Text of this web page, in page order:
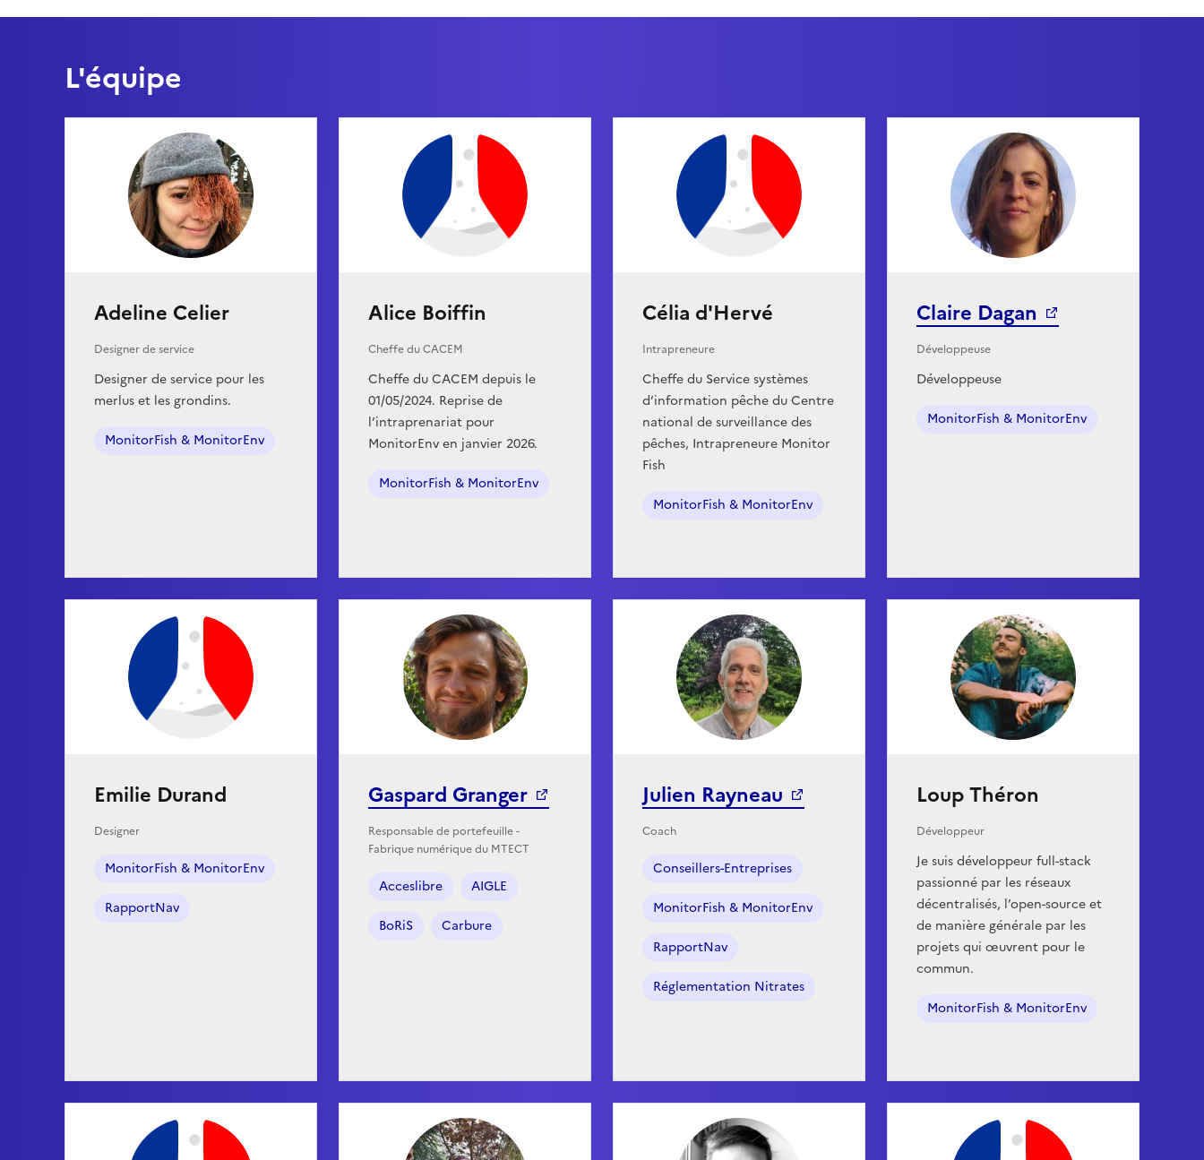
L'équipe
Adeline Celier
Designer de service
Designer de service pour les
merlus et les grondins.
MonitorFish & MonitorEnv
Alice Boiffin
Cheffe du CACEM
Cheffe du CACEM depuis le
01/05/2024. Reprise de
l’intraprenariat pour
MonitorEnv en janvier 2026.
MonitorFish & MonitorEnv
Célia d'Hervé
Intrapreneure
Cheffe du Service systèmes
d’information pêche du Centre
national de surveillance des
pêches, Intrapreneure Monitor
Fish
MonitorFish & MonitorEnv
Claire Dagan
Développeuse
Développeuse
MonitorFish & MonitorEnv
Emilie Durand
Designer
MonitorFish & MonitorEnv
RapportNav
Gaspard Granger
Responsable de portefeuille -
Fabrique numérique du MTECT
Acceslibre AIGLE
BoRiS Carbure
Julien Rayneau
Coach
Conseillers-Entreprises
MonitorFish & MonitorEnv
RapportNav
Réglementation Nitrates
Loup Théron
Développeur
Je suis développeur full-stack
passionné par les réseaux
décentralisés, l’open-source et
de manière générale par les
projets qui œuvrent pour le
commun.
MonitorFish & MonitorEnv